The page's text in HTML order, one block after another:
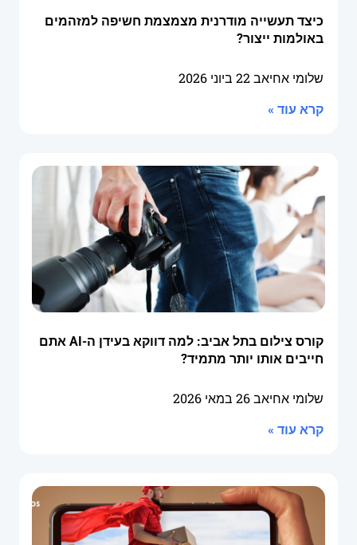
כיצד תעשייה מודרנית מצמצמת חשיפה למזהמים
באולמות ייצור?
שלומי אחיאב22 ביוני 2026
קרא עוד »
קורס צילום בתל אביב: למה דווקא בעידן ה-AI אתם
חייבים אותו יותר מתמיד?
שלומי אחיאב26 במאי 2026
קרא עוד »